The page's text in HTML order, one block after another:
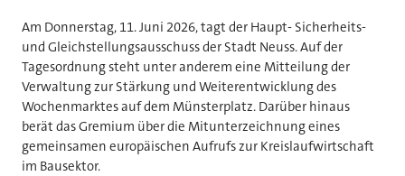
Am Donnerstag, 11. Juni 2026, tagt der Haupt- Sicherheits-
und Gleichstellungsausschuss der Stadt Neuss. Auf der
Tagesordnung steht unter anderem eine Mitteilung der
Verwaltung zur Stärkung und Weiterentwicklung des
Wochenmarktes auf dem Münsterplatz. Darüber hinaus
berät das Gremium über die Mitunterzeichnung eines
gemeinsamen europäischen Aufrufs zur Kreislaufwirtschaft
im Bausektor.